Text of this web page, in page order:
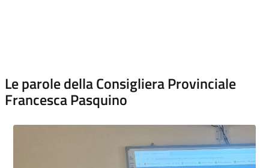
Le parole della Consigliera Provinciale
Francesca Pasquino